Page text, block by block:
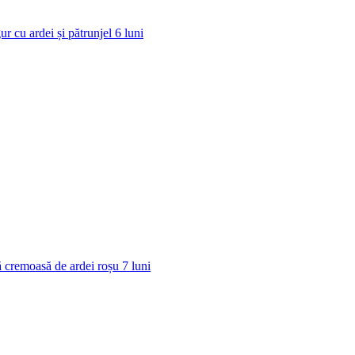
cu ardei și pătrunjel 6 luni
cremoasă de ardei roșu 7 luni